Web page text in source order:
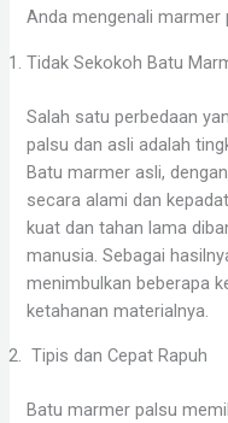
Anda mengenali marmer
Tidak Sekokoh Batu
Salah satu perbedaan
palsu dan asli adalah
Batu marmer asli,
secara alami dan
kuat dan tahan lama
manusia. Sebagai
menimbulkan beberapa
ketahanan materialnya.
Tipis dan Cepat Rapuh
Batu marmer palsu